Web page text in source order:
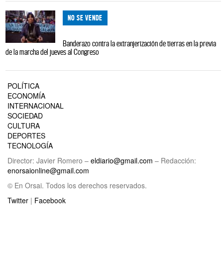
NO SE VENDE
Banderazo contra la extranjerización de tierras en la previa
de la marcha del jueves al Congreso
POLÍTICA
ECONOMÍA
INTERNACIONAL
SOCIEDAD
CULTURA
DEPORTES
TECNOLOGÍA
Director: Javier Romero – eldiario@gmail.com – Redacción:
enorsaionline@gmail.com
© En Orsai. Todos los derechos reservados.
Twitter | Facebook